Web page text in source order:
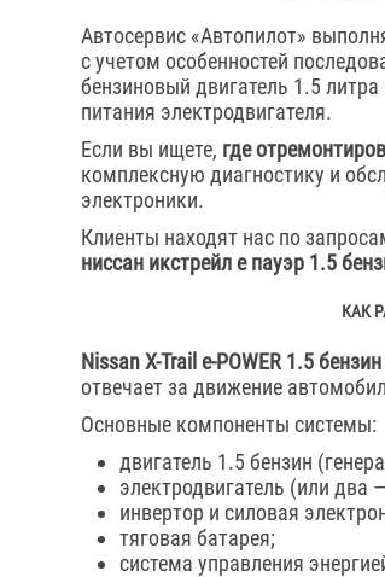
Автосервис «Автопилот»
с учетом особенностей
бензиновый двигатель 1.5
питания электродвигателя.
Если вы ищете, где
комплексную диагностику и
электроники.
Клиенты находят нас по
ниссан икстрейл е пауэр 1.5
КАК
Nissan X-Trail e-POWER 1.5 бензин
отвечает за движение
Основные компоненты системы:
двигатель 1.5 бензин
электродвигатель (или два
инвертор и силовая
тяговая батарея;
система управления